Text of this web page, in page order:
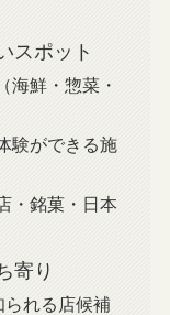
スポット
海鮮・惣菜・
験ができる施
・銘菓・日本
寄り
られる店候補